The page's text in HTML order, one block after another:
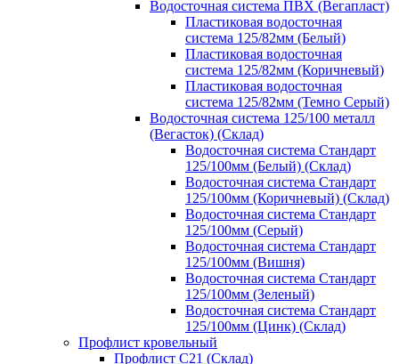
Водосточная система ПВХ (Вегапласт)
Пластиковая водосточная
система 125/82мм (Белый)
Пластиковая водосточная
система 125/82мм (Коричневый)
Пластиковая водосточная
система 125/82мм (Темно Серый)
Водосточная система 125/100 металл
(Вегасток) (Склад)
Водосточная система Стандарт
125/100мм (Белый) (Склад)
Водосточная система Стандарт
125/100мм (Коричневый) (Склад)
Водосточная система Стандарт
125/100мм (Серый)
Водосточная система Стандарт
125/100мм (Вишня)
Водосточная система Стандарт
125/100мм (Зеленый)
Водосточная система Стандарт
125/100мм (Цинк) (Склад)
Профлист кровельный
Профлист С21 (Склад)